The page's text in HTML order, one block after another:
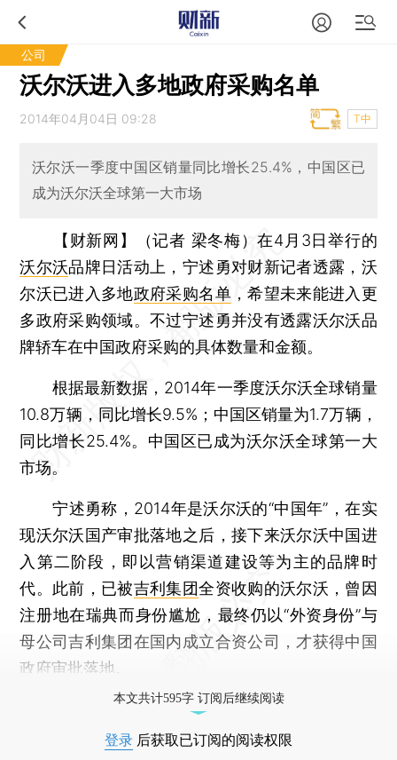
公司
沃尔沃进入多地政府采购名单
2014年04月04日 09:28 T中
沃尔沃一季度中国区销量同比增长25.4%，中国区已
成为沃尔沃全球第一大市场
【财新网】（记者 梁冬梅）在4月3日举行的
沃尔沃品牌日活动上，宁述勇对财新记者透露，沃
尔沃已进入多地政府采购名单，希望未来能进入更
多政府采购领域。不过宁述勇并没有透露沃尔沃品
牌轿车在中国政府采购的具体数量和金额。
根据最新数据，2014年一季度沃尔沃全球销量
10.8万辆，同比增长9.5%；中国区销量为1.7万辆，
同比增长25.4%。中国区已成为沃尔沃全球第一大
市场。
宁述勇称，2014年是沃尔沃的“中国年”，在实
现沃尔沃国产审批落地之后，接下来沃尔沃中国进
入第二阶段，即以营销渠道建设等为主的品牌时
代。此前，已被吉利集团全资收购的沃尔沃，曾因
注册地在瑞典而身份尴尬，最终仍以“外资身份”与
母公司吉利集团在国内成立合资公司，才获得中国
政府审批落地。
本文共计595字 订阅后继续阅读
登录 后获取已订阅的阅读权限